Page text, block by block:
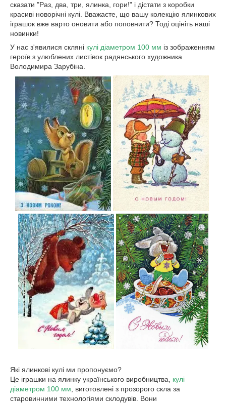
сказати "Раз, два, три, ялинка, гори!" і дістати з коробки
красиві новорічні кулі. Вважаєте, що вашу колекцію ялинкових
іграшок вже варто оновити або поповнити? Тоді оцініть наші
новинки!
У нас з'явилися скляні кулі діаметром 100 мм із зображенням
героїв з улюблених листівок радянського художника
Володимира Зарубіна.
Які ялинкові кулі ми пропонуємо?
Це іграшки на ялинку українського виробництва, кулі
діаметром 100 мм , виготовлені з прозорого скла за
старовинними технологіями склодувів. Вони